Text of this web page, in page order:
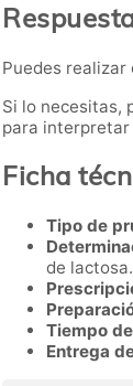
Puedes
Si lo necesitas,
para interpretar
Ficha
Tipo de
de lactosa.
Tiempo
Entrega